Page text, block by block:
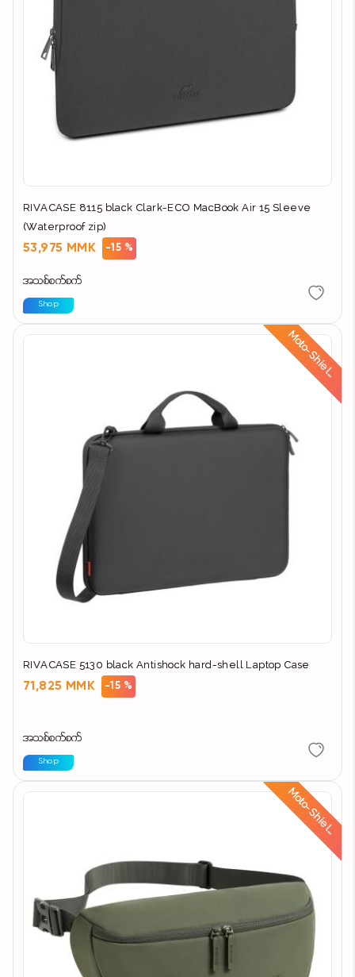
RIVACASE 8115 black Clark-ECO MacBook Air 15 Sleeve
(Waterproof zip)
53,975 MMK -15 %
အသစ်စက်စက်
Shop
d
RIVACASE 5130 black Antishock hard-shell Laptop Case
71,825 MMK -15 %
အသစ်စက်စက်
Shop
d